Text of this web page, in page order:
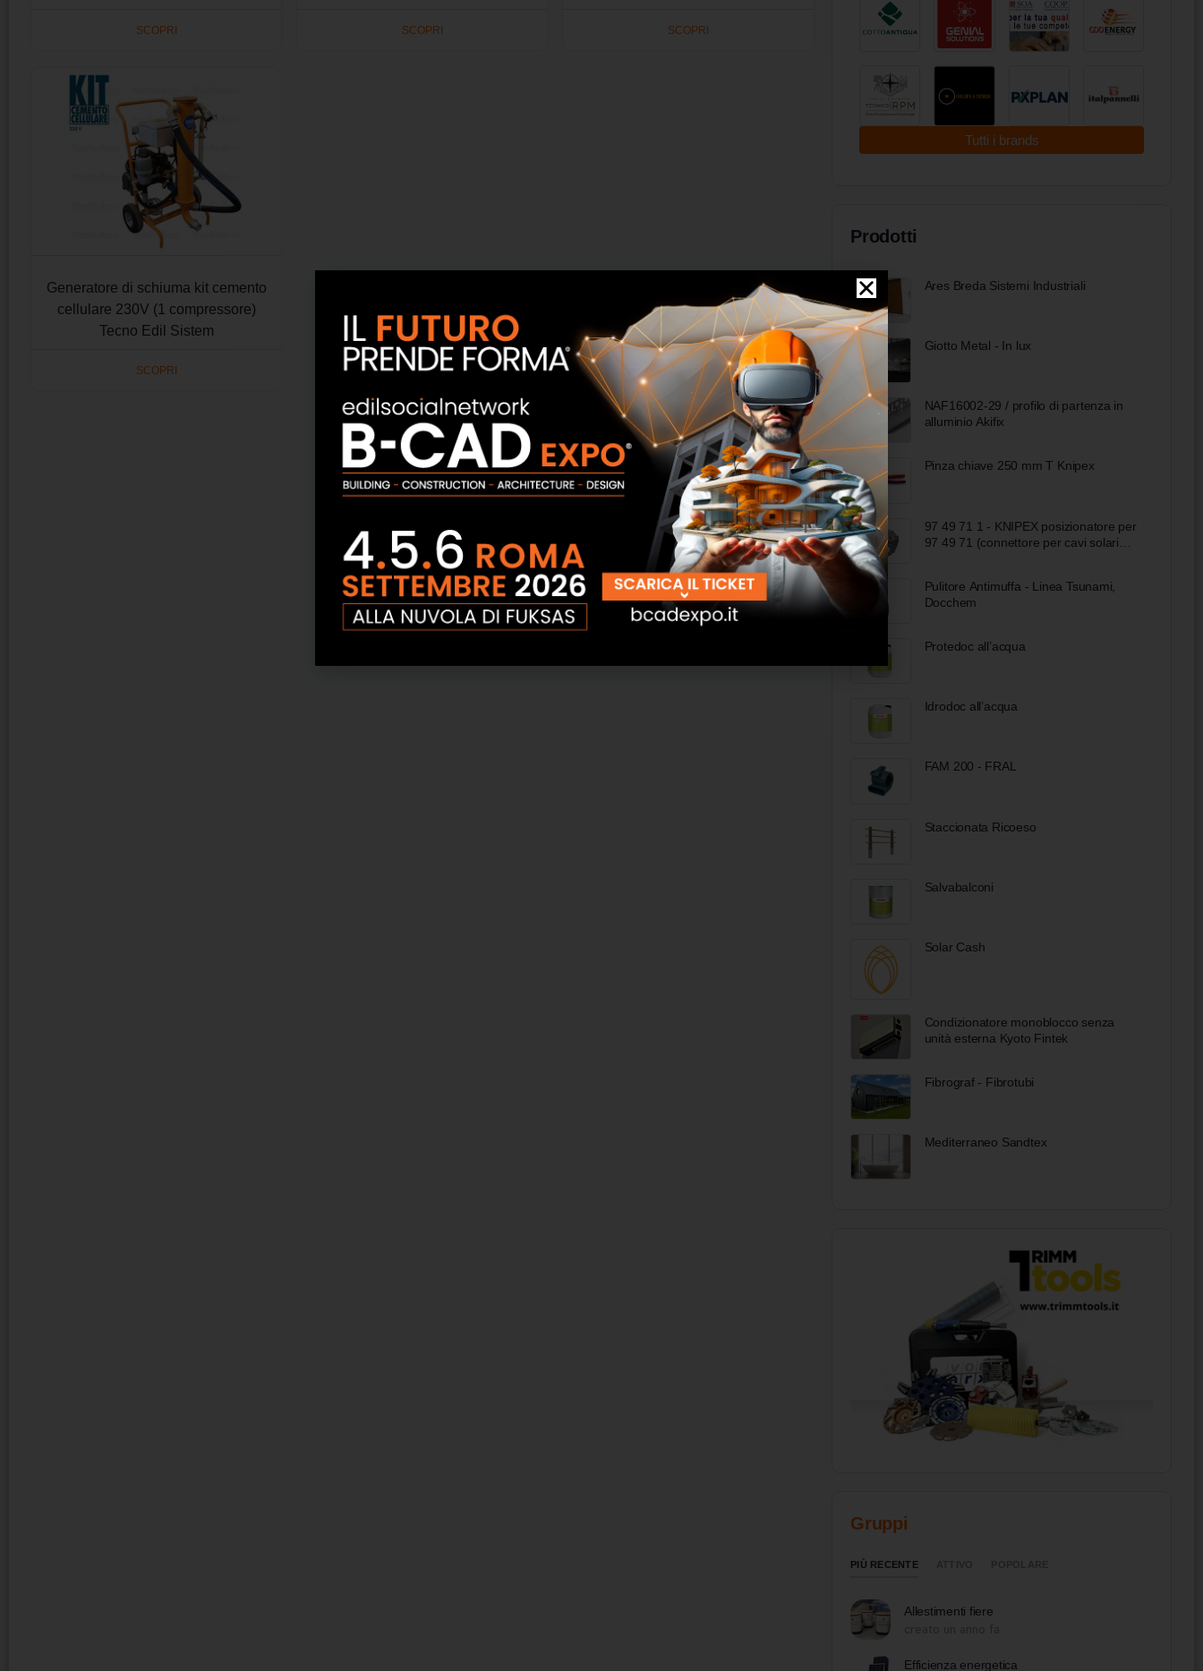
SCOPRI SCOPRI SCOPRI
Generatore di schiuma kit cemento
cellulare 230V (1 compressore)
Tecno Edil Sistem
SCOPRI
Tutti i brands
Prodotti
Ares Breda Sistemi Industriali
Giotto Metal - In lux
NAF16002-29 / profilo di partenza in
alluminio Akifix
Pinza chiave 250 mm T Knipex
97 49 71 1 - KNIPEX posizionatore per
97 49 71 (connettore per cavi solari
Pulitore Antimuffa - Linea Tsunami,
Docchem
Protedoc all’acqua
Idrodoc all’acqua
FAM 200 - FRAL
Staccionata Ricoeso
Salvabalconi
Solar Cash
Condizionatore monoblocco senza
unità esterna Kyoto Fintek
Fibrograf - Fibrotubi
Mediterraneo Sandtex
Gruppi
PIÙ RECENTE
Allestimenti fiere
Efficienza energetica